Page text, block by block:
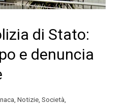
di Stato:
e denuncia
Notizie Società